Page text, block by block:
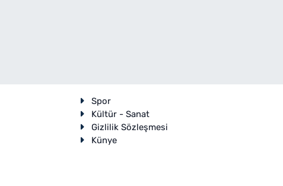
Spor
Kültür - Sanat
Gizlilik Sözleşmesi
Künye